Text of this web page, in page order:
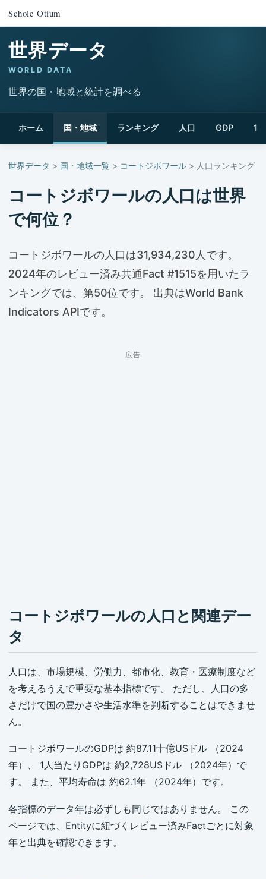
Schole Otium
世界データ
WORLD DATA
世界の国・地域と統計を調べる
ホーム 国・地域 ランキング 人口 GDP 1
世界データ > 国・地域一覧 > コートジボワール > 人口ランキング
コートジボワールの人口は世界
で何位？
コートジボワールの人口は31,934,230人です。
2024年のレビュー済み共通Fact #1515を用いたラ
ンキングでは、第50位です。 出典はWorld Bank
Indicators APIです。
広告
コートジボワールの人口と関連デー
タ
人口は、市場規模、労働力、都市化、教育・医療制度など
を考えるうえで重要な基本指標です。 ただし、人口の多
さだけで国の豊かさや生活水準を判断することはできませ
ん。
コートジボワールのGDPは 約87.11十億USドル （2024
年）、 1人当たりGDPは 約2,728USドル （2024年）で
す。 また、平均寿命は 約62.1年 （2024年）です。
各指標のデータ年は必ずしも同じではありません。 この
ページでは、Entityに紐づくレビュー済みFactごとに対象
年と出典を確認できます。